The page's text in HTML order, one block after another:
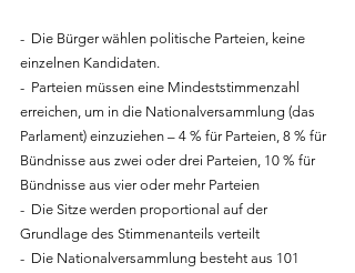
-  Die Bürger wählen politische Parteien, keine
einzelnen Kandidaten.
-  Parteien müssen eine Mindeststimmenzahl
erreichen, um in die Nationalversammlung (das
Parlament) einzuziehen – 4 % für Parteien, 8 % für
Bündnisse aus zwei oder drei Parteien, 10 % für
Bündnisse aus vier oder mehr Parteien
-  Die Sitze werden proportional auf der
Grundlage des Stimmenanteils verteilt
-  Die Nationalversammlung besteht aus 101